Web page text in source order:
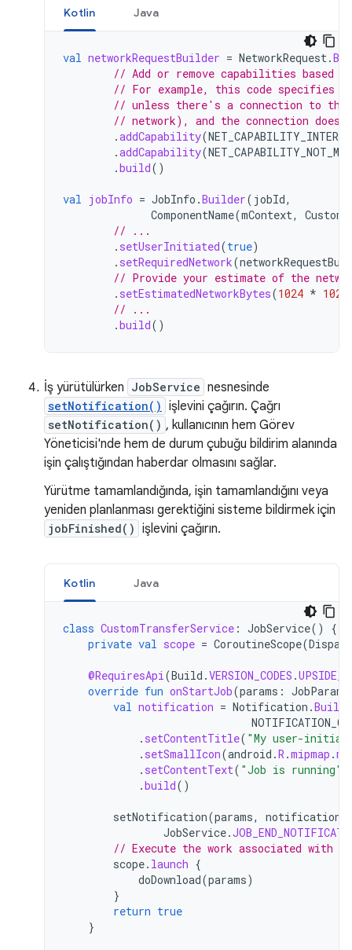
Kotlin Java
val networkRequestBuilder = NetworkRequest.
// Add or remove capabilities based
// For example, this code specifies
// unless there's a connection to
// network), and the connection
.addCapability(
.addCapability(
.build()
val jobInfo = JobInfo .Builder( jobId,
ComponentName(mContext,
// ...
. setUserInitiated(true)
. setRequiredNetwork(
// Provide your estimate of the
. setEstimatedNetworkBytes(1024 * 1024
// ...
.build()
İş yürütülürken JobService nesnesinde
setNotification() işlevini çağırın. Çağrı
setNotification() , kullanıcının hem Görev
Yöneticisi'nde hem de durum çubuğu bildirim alanında
işin çalıştığından haberdar olmasını sağlar.
Yürütme tamamlandığında, işin tamamlandığını veya
yeniden planlanması gerektiğini sisteme bildirmek için
jobFinished() işlevini çağırın.
Kotlin Java
class CustomTransferService : JobService()
{
private val scope = CoroutineScope(
@RequiresApi(Build .VERSION_CODES .
override fun onStartJob(params :
val notification = Notification .
. setContentTitle( "My user-
. setSmallIcon(android .R .mipmap .
. setContentText( "Job is running"
.build()
setNotification(params, notification
JobService.
// Execute the work associated with
scope. launch {
doDownload(params)
}
return true
}